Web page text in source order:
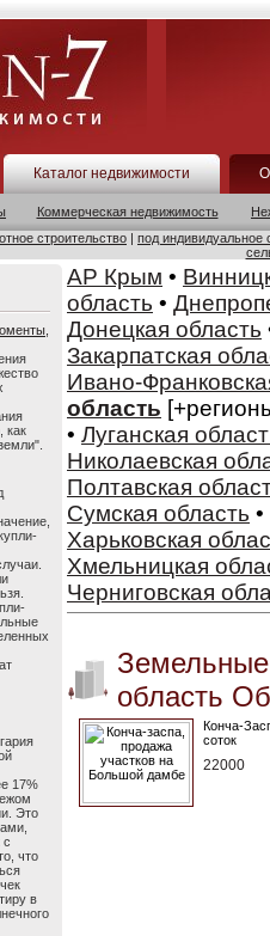
Каталог недвижимости
Коммерческая недвижимость
строительство | под индивидуальное
как
17%
Это
с
что
в
АР Крым •
область •
Донецкая область
Закарпатская
Ивано-
область
• Луганская
Николаевская
Полтавская
Сумская область •
Харьковская
Хмельницкая
Черниговская
Земельные
область
Конча-
соток
22000